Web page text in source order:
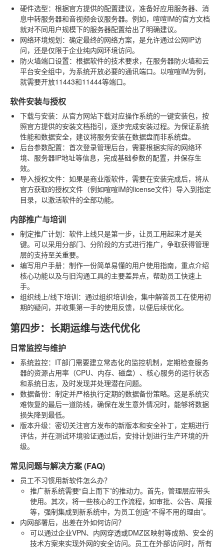
硬件选型：根据官方提供的配置建议，准备好应用服务器、消
息中转服务器和音视频会议服务器。例如，喧喧IM的官方文档
就对不同用户规模下的服务器配置给出了明确建议。
网络环境规划：确定最终的网络方案，是允许通过公网IP访
问，还是仅限于企业纯内网环境访问。
防火墙端口设置：根据软件的技术要求，在服务器防火墙和云
平台安全组中，为系统开放必要的通讯端口。以喧喧IM为例，
就需要开放11443和11444等端口。
软件安装与授权
下载与安装：从官方网站下载对应操作系统的一键安装包，按
照官方提供的安装文档指引，逐步完成安装过程。为保证系统
性能和数据安全，建议将服务安装在数据盘而非系统盘。
后台参数配置：首次登录管理后台，需要根据实际的网络环
境、服务器IP地址等信息，完成基础参数的配置，并保存生
效。
导入授权文件：如果是商业版软件，需要在安装完成后，将从
官方获取的授权文件（例如喧喧IM的license文件）导入到指定
目录，以激活软件的全部功能。
内部推广与培训
制定推广计划：软件上线只是第一步，让员工用起来才是关
键。可以采用分部门、分阶段的方式进行推广，争取获得管理
层的支持至关重要。
编写用户手册：制作一份简单易懂的用户使用指南，重点介绍
核心功能以及与旧沟通工具的主要差异点，帮助员工快速上
手。
组织线上/线下培训：通过组织培训会，集中解答员工在使用初
期的疑问，并收集第一手的使用反馈，以便后续优化。
第四步：长期运维与迭代优化
日常监控与维护
系统监控：IT部门需要建立常态化的监控机制，定期检查服务
器的资源占用率（CPU、内存、磁盘）、核心服务的运行状态
和系统日志，及时发现并处理潜在问题。
数据备份：制定并严格执行定期的数据备份策略。这是系统灾
难恢复的最后一道防线，确保在发生意外情况时，能够将数据
损失降到最低。
版本升级：密切关注官方发布的新版本和安全补丁，定期进行
评估，并在测试环境验证通过后，安排计划进行生产环境的升
级。
常见问题与解决方案 (FAQ)
员工不习惯用新软件怎么办？
推广新系统需要“自上而下”的推动力。首先，管理层应带头
使用。其次，将一些核心的工作流程，如审批、公告、周报
等，强制集成到新系统中，为员工创造“不得不用的理由”。
内网部署后，出差在外如何访问？
可以通过企业VPN、内网穿透或DMZ区映射等成熟、安全的
技术方案来实现外网的安全访问。员工在外部访问时，所有